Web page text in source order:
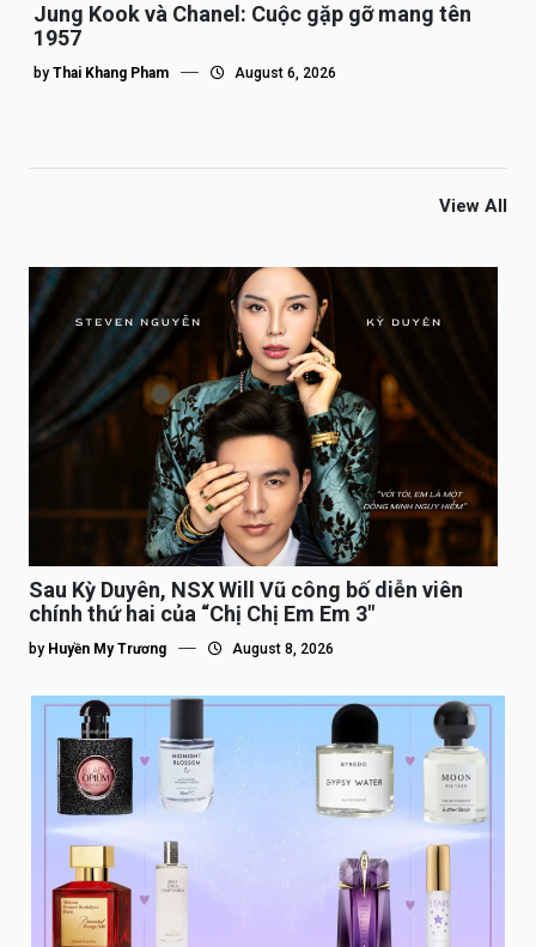
Jung Kook và Chanel: Cuộc gặp gỡ mang tên
1957
by Thai Khang Pham August 6, 2026
View All
Sau Kỳ Duyên, NSX Will Vũ công bố diễn viên
chính thứ hai của “Chị Chị Em Em 3″
by Huyền My Trương August 8, 2026